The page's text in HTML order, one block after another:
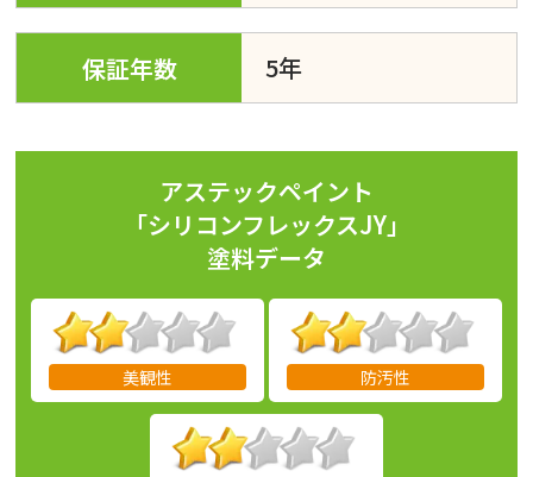
保証年数 5年
アステックペイント
「シリコンフレックスJY」
塗料データ
美観性 防汚性